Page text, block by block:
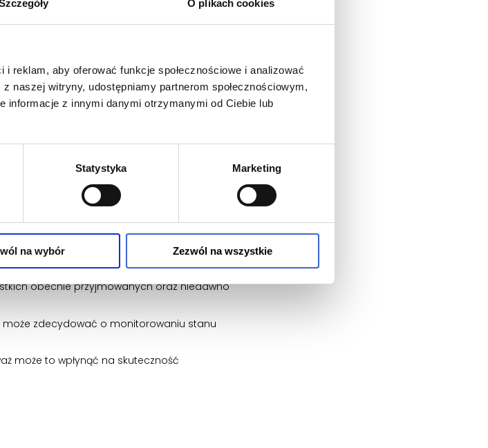
O plikach cookies
reklam, aby oferować funkcje społecznościowe i analizować
naszej witryny, udostępniamy partnerom społecznościowym,
informacje z innymi danymi otrzymanymi od Ciebie lub
Statystyka Marketing
na wybór Zezwól na wszystkie
warnings apply to the patient.
lekarza korzystania z kortykosteroidów lub
leków i inhalatorów, w tym leku Airiam
niezwłocznie należy skontaktować się z
konieczne jest uzyskanie dodatkowych
obecnie przyjmowanych oraz niedawno
może zdecydować o monitorowaniu stanu
może to wpłynąć na skuteczność